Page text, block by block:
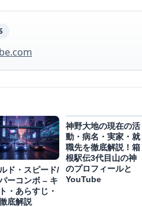
ド・スピード/
ーコンボ – キ
・あらすじ・
底解説
神野大地の現在の活
動・病名・実家・就
職先を徹底解説！箱
根駅伝3代目山の神
のプロフィールと
YouTube